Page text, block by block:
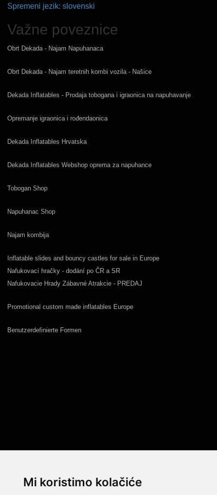
Mi koristimo kolačiće
Spremeni jezik: slovenski
Važne poveznice
Obrt Dekada - Najam Napuhanaca
Obrt Dekada - Najam teretnih kombi vozila - Našice
Dekada Inflatables - Prodaja tobogana i igraonica na napuhavanje
Opremanje igraonica i rođendaonica
Dekada Inflatables Hrvatska
Dekada Inflatables Webshop oprema za napuhance
Tobogan Shop
Napuhanac Shop
Najam kombija
Inflatable slides and bouncy castles for sale in Europe
Nafukovací hračky - dodání po ČR a SR
Nafukovacie Hrady Zábavné Atrakcie - PREDAJ
Promotional custom made inflatables Europe
Benutzerdefinierte Formen